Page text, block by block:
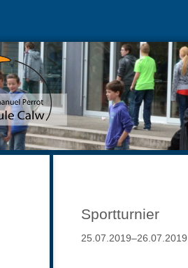
Sportturnier
25.07.2019–26.07.2019